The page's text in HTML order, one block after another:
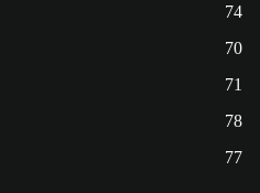
74
70
71
78
77